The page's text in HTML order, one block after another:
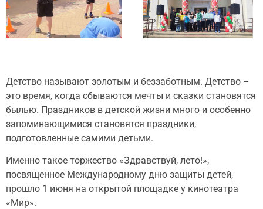
Детство называют золотым и беззаботным. Детство –
это время, когда сбываются мечты и сказки становятся
былью. Праздников в детской жизни много и особенно
запоминающимися становятся праздники,
подготовленные самими детьми.
Именно такое торжество «Здравствуй, лето!»,
посвященное Международному дню защиты детей,
прошло 1 июня на открытой площадке у кинотеатра
«Мир».